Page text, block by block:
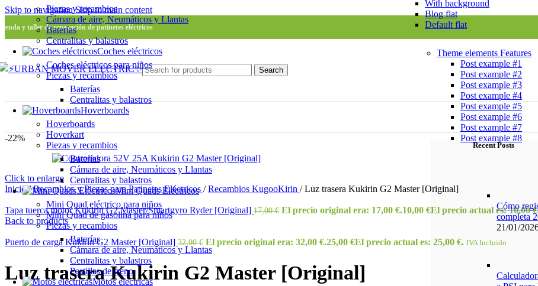
Skip to navigationSkip to main content
y taller de reparación de patinetes eléctricos
Search
Piezas y recambios
Cámara de aire, Neumáticos y Llantas
Baterías
Centralitas y balastros
Coches eléctricos
Coches eléctricos para niños
Piezas y recambios
Baterías
Centralitas y balastros
Hoverboards
Hoverboards
Hoverkart
Piezas y recambios
Baterías
Cámara de aire, Neumáticos y Llantas
Centralitas y balastros
Mini Quads Eléctricos
Mini Quad eléctrico para niños
Mini Quad de gasolina para niños
Piezas y recambios
Baterías
Cámara de aire, Neumáticos y Llantas
Centralitas y balastros
Pastillas de freno
Motos eléctricas
With background
Blog flat
Default flat
Theme elements Features
Post example #1
Post example #2
Post example #3
Post example #4
Post example #5
Post example #6
Post example #7
Post example #8
Recent Posts
Cómo
completa
21/01/
-22%
Click to enlarge
Inicio/ Recambios y Piezas para Patinetes Eléctricos / Recambios KugooKirin / Luz trasera Kukirin G2 Master [Original]
Tapa tuerca motor Kukirin G2 Master/Smartgyro Ryder [Original] 17,00€ El precio original era: 17,00 €.10,00 €El precio actual es: 10,00
Back to products
Puerto de carga Kukirin G2 Master [Original] 32,00€ El precio original era: 32,00 €.25,00 €El precio actual es: 25,00 €. IVA Incluido
Luz trasera Kukirin G2 Master [Original]